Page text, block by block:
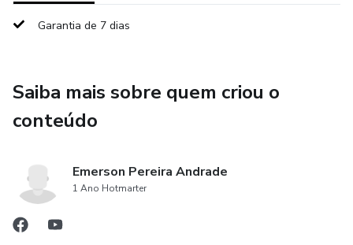
✅ Esboços com **introdução, desenvolvimento e
conclusão**
✅ Ideal para cultos, campanhas, cruzadas, EBD e vigílias
✔ Pastores
✔ Evangelistas
Garantia de 7 dias
Saiba mais sobre quem criou o
conteúdo
Emerson Pereira Andrade
1 Ano Hotmarter